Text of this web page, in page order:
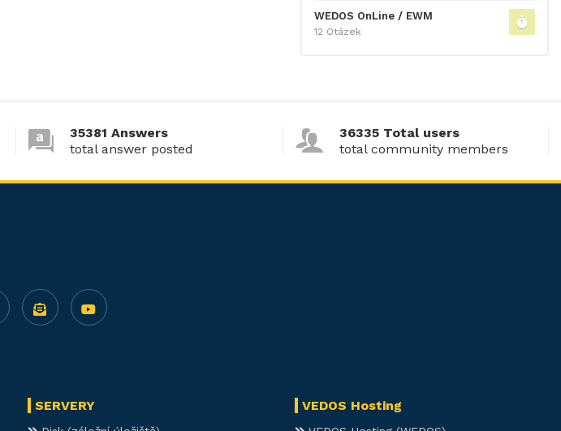
WEDOS OnLine / EWM
12 Otázek
35381 Answers
total answer posted
36335 Total users
total community members
SERVERY VEDOS Hosting